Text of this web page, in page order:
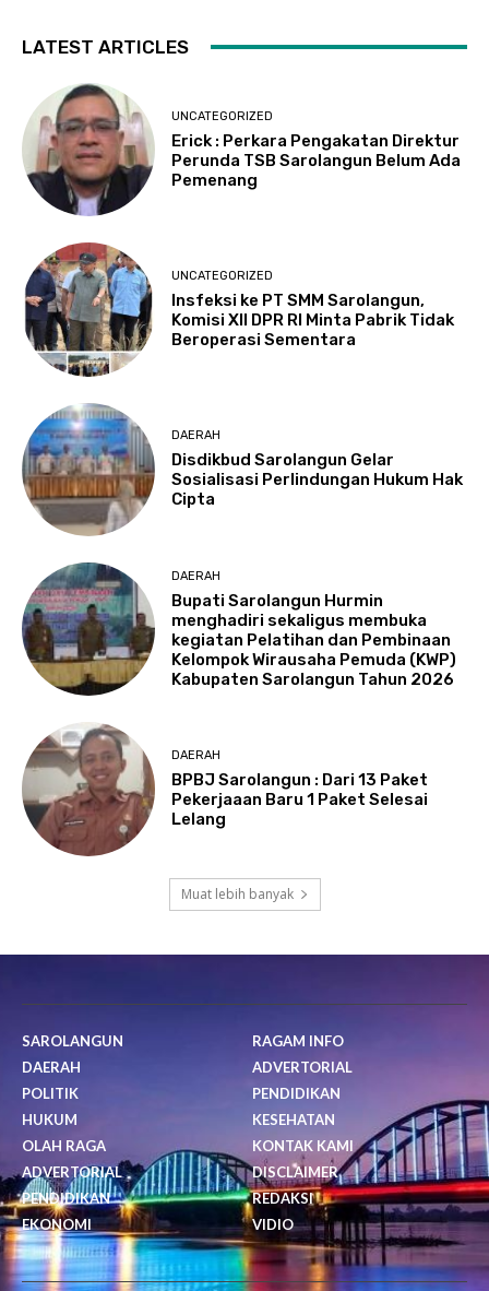
LATEST ARTICLES
UNCATEGORIZED
Erick : Perkara Pengakatan Direktur
Perunda TSB Sarolangun Belum Ada
Pemenang
UNCATEGORIZED
Insfeksi ke PT SMM Sarolangun,
Komisi XII DPR RI Minta Pabrik Tidak
Beroperasi Sementara
DAERAH
Disdikbud Sarolangun Gelar
Sosialisasi Perlindungan Hukum Hak
Cipta
DAERAH
Bupati Sarolangun Hurmin
menghadiri sekaligus membuka
kegiatan Pelatihan dan Pembinaan
Kelompok Wirausaha Pemuda (KWP)
Kabupaten Sarolangun Tahun 2026
DAERAH
BPBJ Sarolangun : Dari 13 Paket
Pekerjaaan Baru 1 Paket Selesai
Lelang
Muat lebih banyak
SAROLANGUN
DAERAH
POLITIK
HUKUM
OLAH RAGA
ADVERTORIAL
PENDIDIKAN
EKONOMI
RAGAM INFO
ADVERTORIAL
PENDIDIKAN
KESEHATAN
KONTAK KAMI
DISCLAIMER
REDAKSI
VIDIO